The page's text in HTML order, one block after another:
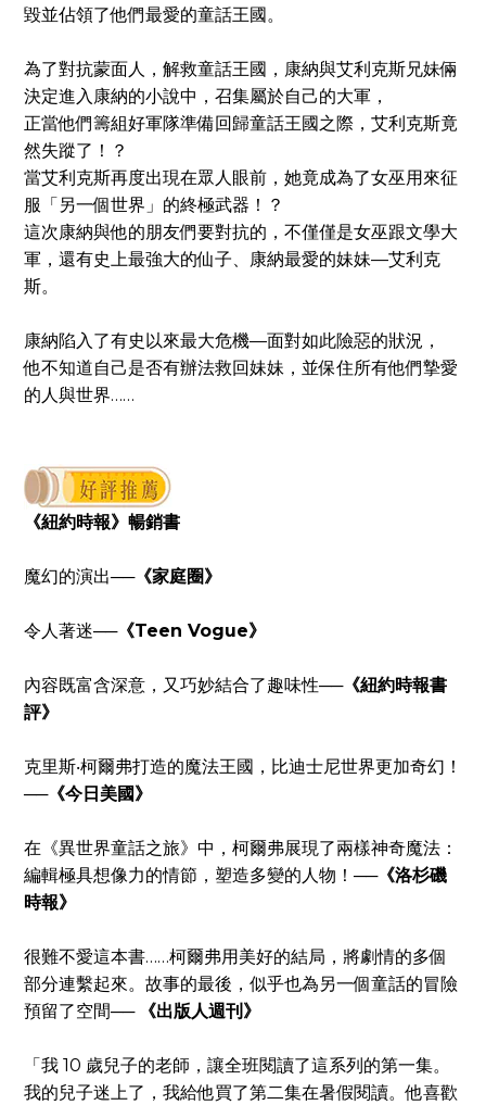
毀並佔領了他們最愛的童話王國。
為了對抗蒙面人，解救童話王國， 康納與艾利克斯兄妹倆
決定進入康納的小說中， 召集屬於自己的大軍，
正當他們籌組好軍隊準備回歸童話王國之際， 艾利克斯竟
然失蹤了！？
當艾利克斯再度出現在眾人眼前， 她竟成為了女巫用來征
服「另一個世界」的終極武器！？
這次康納與他的朋友們要對抗的， 不僅僅是女巫跟文學大
軍， 還有史上最強大的仙子、康納最愛的妹妹—艾利克
斯。
康納陷入了有史以來最大危機—面對如此險惡的狀況，
他不知道自己是否有辦法救回妹妹， 並保住所有他們摯愛
的人與世界……
《紐約時報》暢銷書
魔幻的演出──《家庭圈》
令人著迷──《Teen Vogue》
內容既富含深意，又巧妙結合了趣味性──《紐約時報書
評》
克里斯‧柯爾弗打造的魔法王國，比迪士尼世界更加奇幻！
──《今日美國》
在《異世界童話之旅》中，柯爾弗展現了兩樣神奇魔法：
編輯極具想像力的情節，塑造多變的人物！ ──《洛杉磯
時報》
很難不愛這本書……柯爾弗用美好的結局，將劇情的多個
部分連繫起來。故事的最後，似乎也為另一個童話的冒險
預留了空間── 《出版人週刊》
「我 10 歲兒子的老師，讓全班閱讀了這系列的第一集。
我的兒子迷上了，我給他買了第二集在暑假閱讀。他喜歡